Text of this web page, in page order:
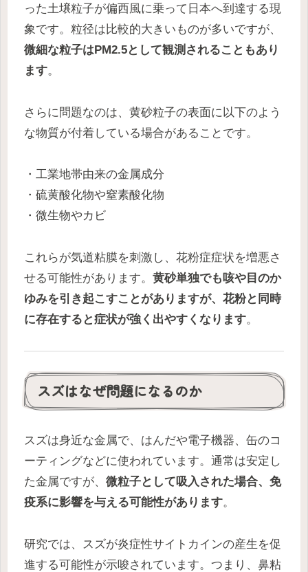
った土壌粒子が偏西風に乗って日本へ到達する現
象です。粒径は比較的大きいものが多いですが、
微細な粒子はPM2.5として観測されることもあり
ます。
さらに問題なのは、黄砂粒子の表面に以下のよう
な物質が付着している場合があることです。
・工業地帯由来の金属成分
・硫黄酸化物や窒素酸化物
・微生物やカビ
これらが気道粘膜を刺激し、花粉症症状を増悪さ
せる可能性があります。 黄砂単独でも咳や目のか
ゆみを引き起こすことがありますが、花粉と同時
に存在すると症状が強く出やすくなります。
スズはなぜ問題になるのか
スズは身近な金属で、はんだや電子機器、缶のコ
ーティングなどに使われています。通常は安定し
た金属ですが、 微粒子として吸入された場合、免
疫系に影響を与える可能性があります。
研究では、スズが炎症性サイトカインの産生を促
進する可能性が示唆されています。つまり、鼻粘